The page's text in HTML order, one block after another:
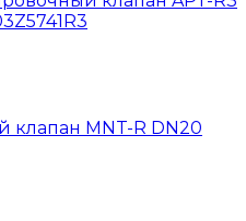
клапан MNT-R DN20